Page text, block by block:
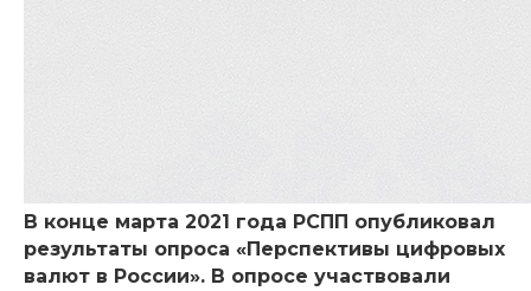
В конце марта 2021 года РСПП опубликовал
результаты опроса «Перспективы цифровых
валют в России». В опросе участвовали